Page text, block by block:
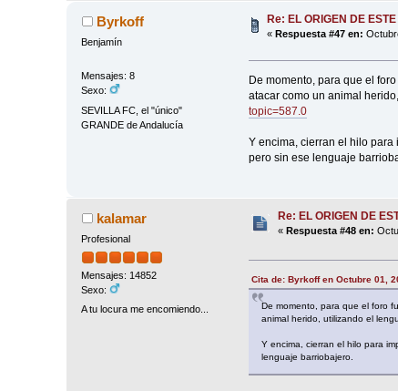
Byrkoff
Benjamín
Mensajes: 8
Sexo:
SEVILLA FC, el "único"
GRANDE de Andalucía
Re: EL ORIGEN DE
«Respuesta #47 en:
De momento, para que el
atacar como un animal
topic=587.0
Y encima, cierran el hilo
pero sin ese lenguaje
kalamar
Profesional
Mensajes: 14852
Sexo:
A tu locura me encomiendo...
Re: EL ORIGEN DE
«Respuesta #48 en:
Cita de: Byrkoff en Octubre 01,
De momento, para que el foro
animal herido, utilizando el
Y encima, cierran el hilo para
lenguaje barriobajero.